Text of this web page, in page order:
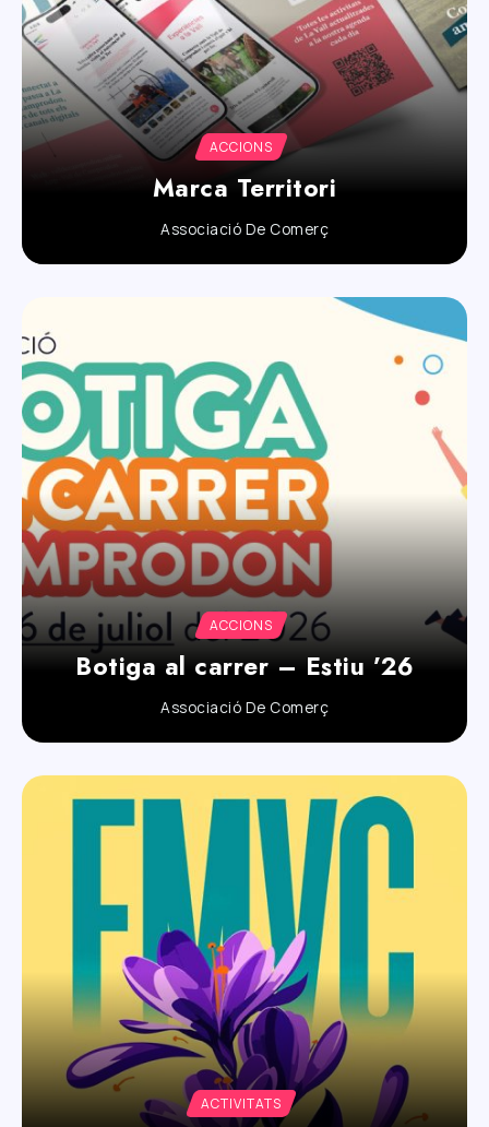
ACCIONS
Marca Territori
Associació De Comerç
ACCIONS
Botiga al carrer – Estiu ’26
Associació De Comerç
ACTIVITATS